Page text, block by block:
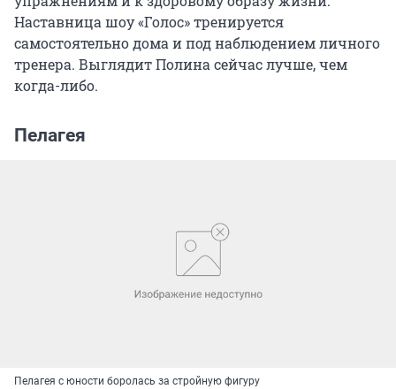
Наставница шоу «Голос» тренируется
самостоятельно дома и под наблюдением личного
тренера. Выглядит Полина сейчас лучше, чем
когда-либо.
Пелагея
Пелагея с юности боролась за стройную фигуру